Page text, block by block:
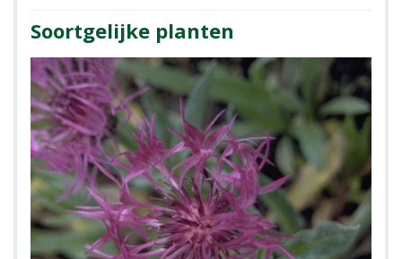
Soortgelijke planten